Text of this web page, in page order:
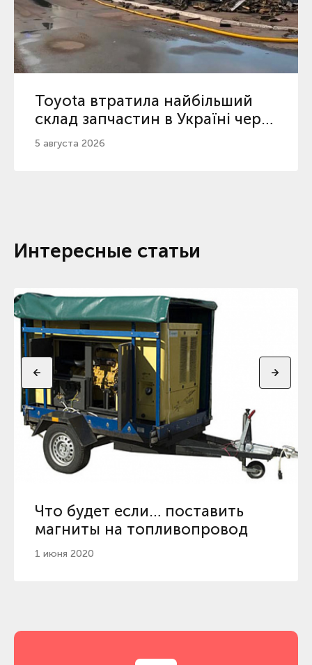
Toyota втратила найбільший
склад запчастин в Україні через
атаку РФ
5 августа 2026
Интересные статьи
Что будет если… поставить
магниты на топливопровод
1 июня 2020